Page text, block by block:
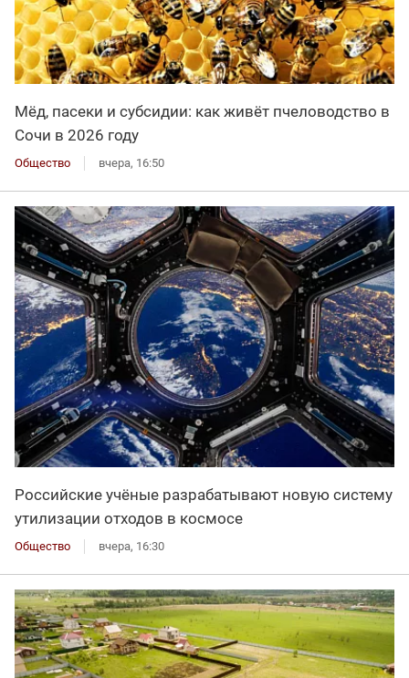
Мёд, пасеки и субсидии: как живёт пчеловодство в
Сочи в 2026 году
Общество вчера, 16:50
Российские учёные разрабатывают новую систему
утилизации отходов в космосе
Общество вчера, 16:30